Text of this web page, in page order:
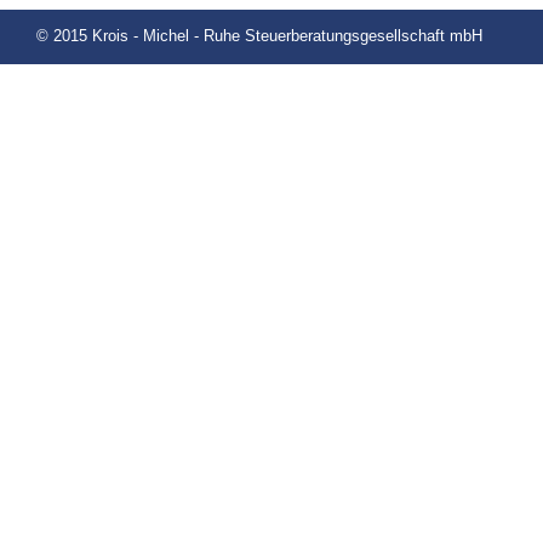
© 2015 Krois - Michel - Ruhe Steuerberatungsgesellschaft mbH